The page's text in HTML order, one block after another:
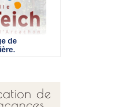
de